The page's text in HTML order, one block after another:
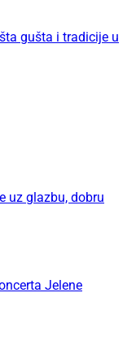
gušta i tradicije u
uz glazbu, dobru
Jelene